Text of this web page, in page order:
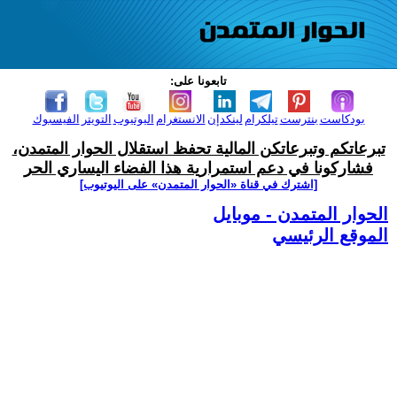
تابعونا على:
الفيسبوك التويتر اليوتيوب الانستغرام لينكدإن تيلكرامبنترست بودكاست
تبرعاتكم وتبرعاتكن المالية تحفظ استقلال الحوار المتمدن،
فشاركونا في دعم استمرارية هذا الفضاء اليساري الحر
[اشترك في قناة ‫«الحوار المتمدن» على اليوتيوب]
الحوار المتمدن - موبايل
الموقع الرئيسي